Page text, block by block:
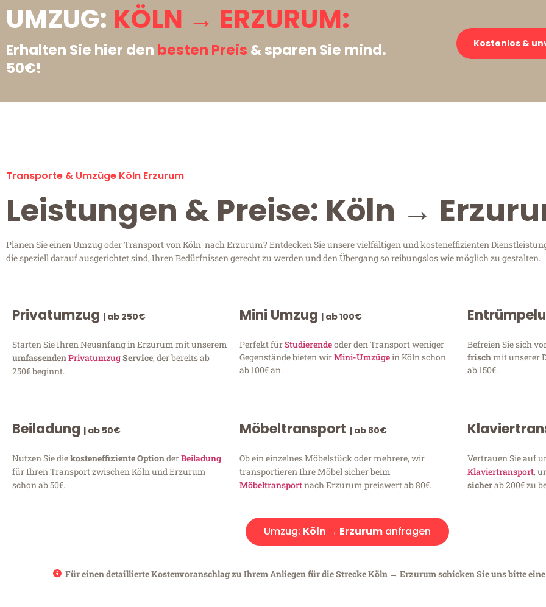
UMZUG: KÖLN → ERZURUM:
Erhalten Sie hier den besten Preis & sparen Sie mind.
50€!
Kostenlos &
Transporte & Umzüge Köln Erzurum
Leistungen & Preise: Köln →
Planen Sie einen Umzug oder Transport von Köln nach Erzurum? Entdecken Sie unsere vielfältigen und kosteneffizienten
die speziell darauf ausgerichtet sind, Ihren Bedürfnissen gerecht zu werden und den Übergang so reibungslos wie möglich zu gestalten.
Privatumzug | ab 250€
Starten Sie Ihren Neuanfang in Erzurum mit unserem
umfassendenPrivatumzugService, der bereits ab
250€ beginnt.
Mini Umzug | ab 100€
Perfekt fürStudierendeoder den Transport weniger
Gegenstände bieten wirMini-Umzügein Köln schon
ab 100€ an.
Befreien Sie sich
frischmit unserer
ab 150€.
Beiladung | ab 50€
Nutzen Sie diekosteneffiziente OptionderBeiladung
für Ihren Transport zwischen Köln und Erzurum
schon ab 50€.
Möbeltransport | ab 80€
Ob ein einzelnes Möbelstück oder mehrere, wir
transportieren Ihre Möbel sicher beim
Möbeltransportnach Erzurum preiswert ab 80€.
Vertrauen Sie auf
Klaviertransport,
sicherab 200€ zu
Umzug: Köln → Erzurum anfragen
Für einen detaillierte Kostenvoranschlag zu Ihrem Anliegen für die Strecke Köln → Erzurum schicken Sie uns bitte